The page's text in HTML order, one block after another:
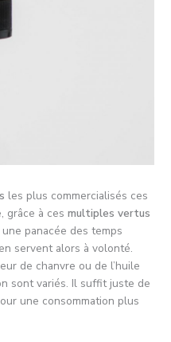
les plus commercialisés ces
grâce à cesmultiples vertus
panacée des temps
servent alors à volonté.
de chanvre ou de l’huile
sont variés. Il suffit juste de
une consommation plus